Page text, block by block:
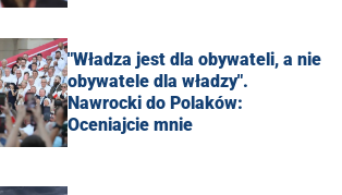
"Władza jest dla obywateli, a nie
obywatele dla władzy".
Nawrocki do Polaków:
Oceniajcie mnie